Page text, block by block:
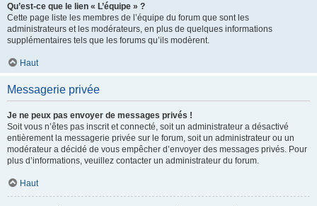
Qu’est-ce que le lien « L’équipe » ?
Cette page liste les membres de l’équipe du forum que sont les
administrateurs et les modérateurs, en plus de quelques informations
supplémentaires tels que les forums qu’ils modèrent.
Haut
Messagerie privée
Je ne peux pas envoyer de messages privés !
Soit vous n’êtes pas inscrit et connecté, soit un administrateur a désactivé
entièrement la messagerie privée sur le forum, soit un administrateur ou un
modérateur a décidé de vous empêcher d’envoyer des messages privés. Pour
plus d’informations, veuillez contacter un administrateur du forum.
Haut